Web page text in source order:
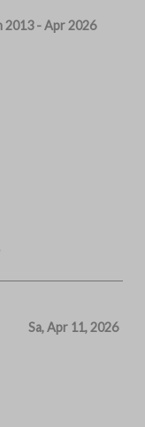
2013 - Apr 2026
Sa, Apr 11, 2026